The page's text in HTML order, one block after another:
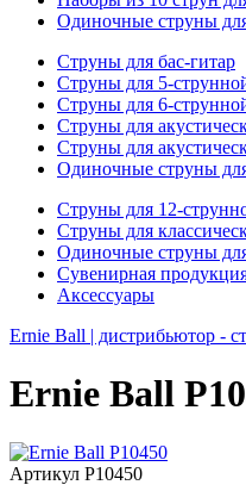
Одиночные струны
Струны для бас-гитар
Струны для 5-
Струны для 6-
Струны для
Струны для
Одиночные струны
Струны для 12-
Струны для
Одиночные струны
Сувенирная
Аксессуары
Ernie Ball | дистрибьютор -
Ernie Ball
Артикул P10450